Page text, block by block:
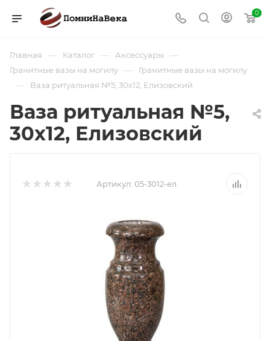
0
Главная — Каталог — Аксессуары —
Гранитные вазы на могилу — Гранитные вазы на могилу
— Ваза ритуальная №5, 30х12, Елизовский
Ваза ритуальная №5,
30х12, Елизовский
Артикул: 05-3012-ел